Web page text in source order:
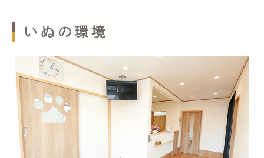
いぬの環境